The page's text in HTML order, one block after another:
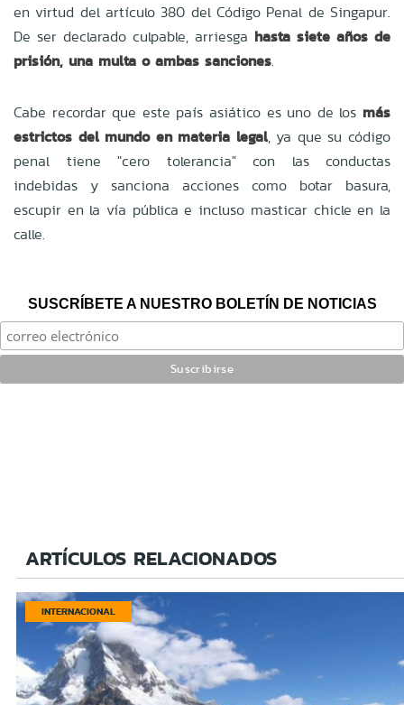
en virtud del artículo 380 del Código Penal de Singapur.
De ser declarado culpable, arriesga hasta siete años de
prisión, una multa o ambas sanciones.
Cabe recordar que este país asiático es uno de los más
estrictos del mundo en materia legal, ya que su código
penal tiene "cero tolerancia" con las conductas
indebidas y sanciona acciones como botar basura,
escupir en la vía pública e incluso masticar chicle en la
calle.
SUSCRÍBETE A NUESTRO BOLETÍN DE NOTICIAS
ARTÍCULOS RELACIONADOS
INTERNACIONAL